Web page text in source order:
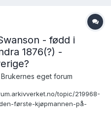
- fødd i
1876(?) -
Brukernes eget forum
topic/219968-
første-kjøpmannen-på-